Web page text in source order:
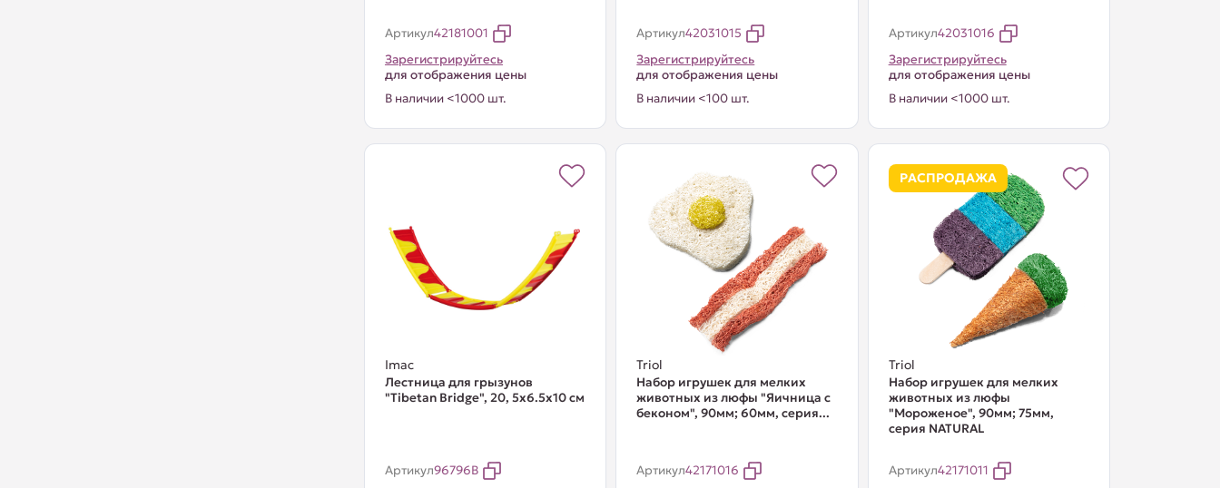
Артикул42181001
Зарегистрируйтесь
для отображения цены
В наличии <1000 шт.
Артикул42031015
Зарегистрируйтесь
для отображения цены
В наличии <100 шт.
Артикул42031016
Зарегистрируйтесь
для отображения цены
В наличии <1000 шт.
Imac
Лестница для грызунов
"Tibetan Bridge", 20, 5х6.5х10 см
Артикул96796B
Triol
Набор игрушек для мелких
животных из люфы "Яичница с
беконом", 90мм; 60мм, серия...
Артикул42171016
РАСПРОДАЖА
Triol
Набор игрушек для мелких
животных из люфы
"Мороженое", 90мм; 75мм,
серия NATURAL
Артикул42171011